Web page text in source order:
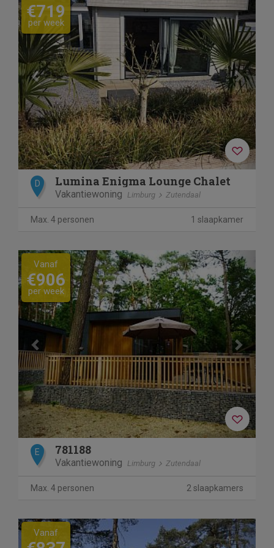
€719
per week
D Lumina Enigma Lounge Chalet
Vakantiewoning Limburg Zutendaal
Max. 4 personen 1 slaapkamer
Previous Next
Vanaf
€906
per week
E 781188
Vakantiewoning Limburg Zutendaal
Max. 4 personen 2 slaapkamers
Previous Next
Vanaf